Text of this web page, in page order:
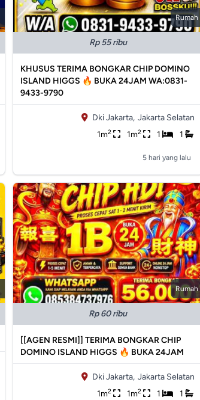
Rumah
Rp 55 ribu
KHUSUS TERIMA BONGKAR CHIP DOMINO
ISLAND HIGGS 🔥 BUKA 24JAM WA:0831-
9433-9790
Dki Jakarta, Jakarta Selatan
1m2 1m2 1 1
5 hari yang lalu
Rumah
Rp 60 ribu
[[AGEN RESMI]] TERIMA BONGKAR CHIP
DOMINO ISLAND HIGGS 🔥 BUKA 24JAM
Dki Jakarta, Jakarta Selatan
1m2 1m2 1 1